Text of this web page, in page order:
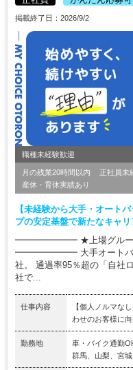
掲載終了日：2026/9/2
職種未経験歓迎
月の残業20時間以内 正社員未
産休・育休実績あり
【未経験から大手・オート
プの安定基盤で新たなキャリ
━━━━━━━ ★上場グループ
━━━━━━━ 大手オートバッ
社。 通過率95％超の「自社
社で...
仕事内容
【個人ノルマな
わせのお客様に
勤務地
車・バイク通勤
群馬、山梨、宮